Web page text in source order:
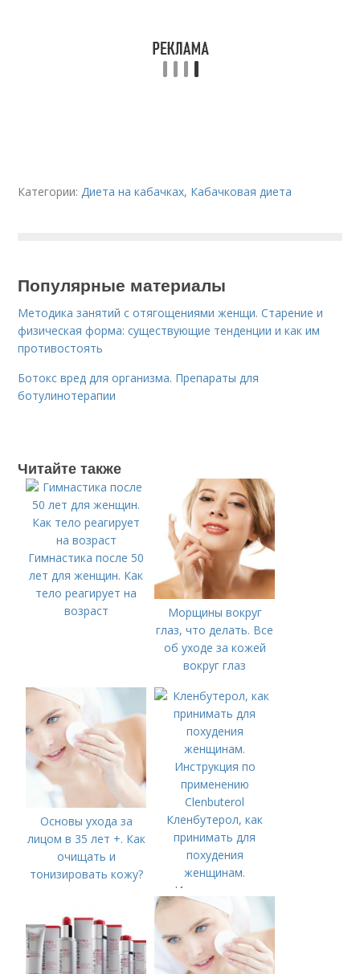
Категории:Диета на кабачках, Кабачковая диета
Популярные материалы
Методика занятий с отягощениями женщи. Старение и
физическая форма: существующие тенденции и как им
противостоять
Ботокс вред для организма. Препараты для
ботулинотерапии
Читайте также
Гимнастика после 50
лет для женщин. Как
тело реагирует на
возраст
Морщины вокруг
глаз, что делать. Все
об уходе за кожей
вокруг глаз
Основы ухода за
лицом в 35 лет +. Как
очищать и
тонизировать кожу?
Кленбутерол, как
принимать для
похудения
женщинам.
Инструкция по
применению
Clenbuterol